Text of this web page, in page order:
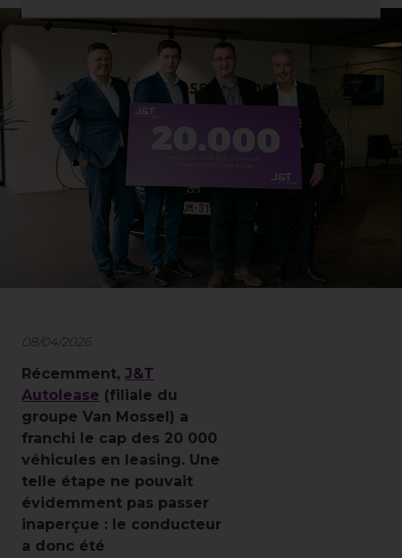
08/04/2026
Récemment, J&T
Autolease (filiale du
groupe Van Mossel) a
franchi le cap des 20 000
véhicules en leasing. Une
telle étape ne pouvait
évidemment pas passer
inaperçue : le conducteur
a donc été